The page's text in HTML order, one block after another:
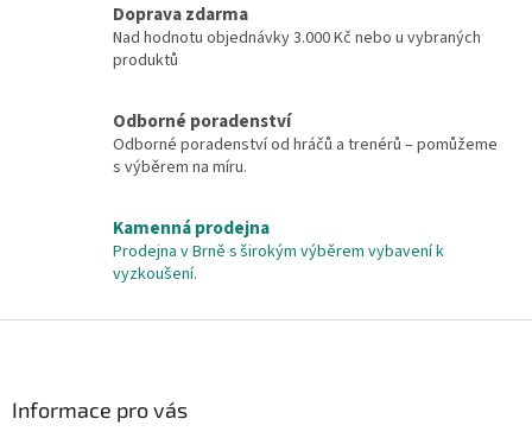
c
í
v
k
p
i
n
Doprava zdarma
Nad hodnotu objednávky 3.000 Kč nebo u vybraných
produktů
Odborné poradenství
Odborné poradenství od hráčů a trenérů – pomůžeme
s výběrem na míru.
Kamenná prodejna
Prodejna v Brně s širokým výběrem vybavení k
vyzkoušení.
Informace pro vás